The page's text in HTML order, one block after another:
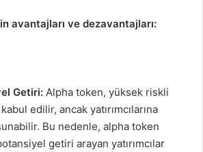
avantajları ve dezavantajları:
Getiri: Alpha token, yüksek riskli
edilir, ancak yatırımcılarına
Bu nedenle, alpha token
getiri arayan yatırımcılar